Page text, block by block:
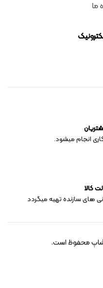
ما
انجام میشود.
کالا
های سازنده تهیه میگردد
محفوظ است.